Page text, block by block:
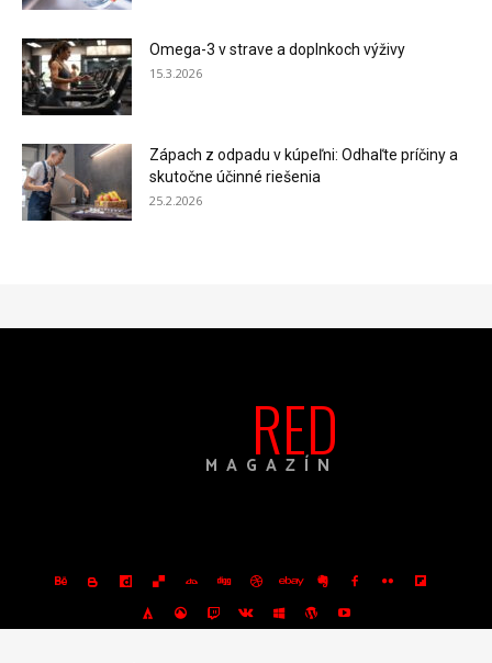
Omega-3 v strave a doplnkoch výživy
15.3.2026
Zápach z odpadu v kúpeľni: Odhaľte príčiny a
skutočne účinné riešenia
25.2.2026
RED
MAGAZÍN